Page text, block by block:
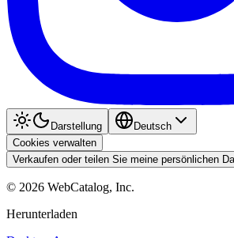
Darstellung
Deutsch
Cookies verwalten
Verkaufen oder teilen Sie meine persönlichen
© 2026 WebCatalog, Inc.
Herunterladen